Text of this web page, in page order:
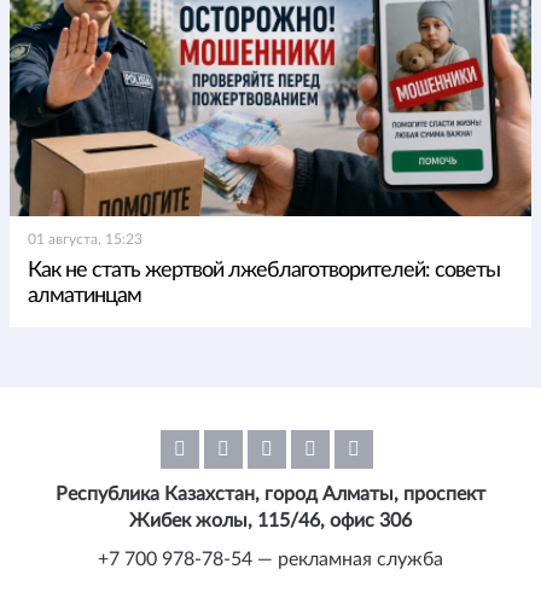
01 августа, 15:23
Как не стать жертвой лжеблаготворителей: советы
алматинцам
Республика Казахстан, город Алматы, проспект
Жибек жолы, 115/46, офис 306
+7 700 978-78-54 — рекламная служба